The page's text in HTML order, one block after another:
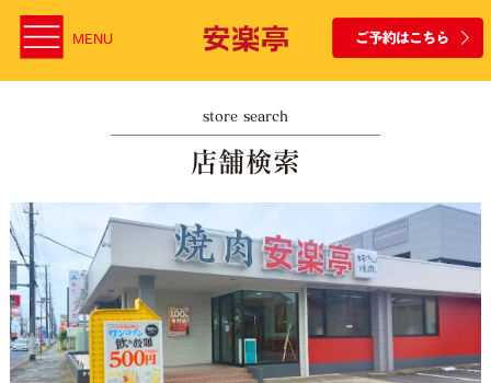
MENU
store search
店舗検索